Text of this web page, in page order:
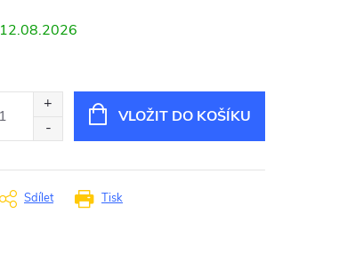
12.08.2026
VLOŽIT DO KOŠÍKU
Tisk
Sdílet